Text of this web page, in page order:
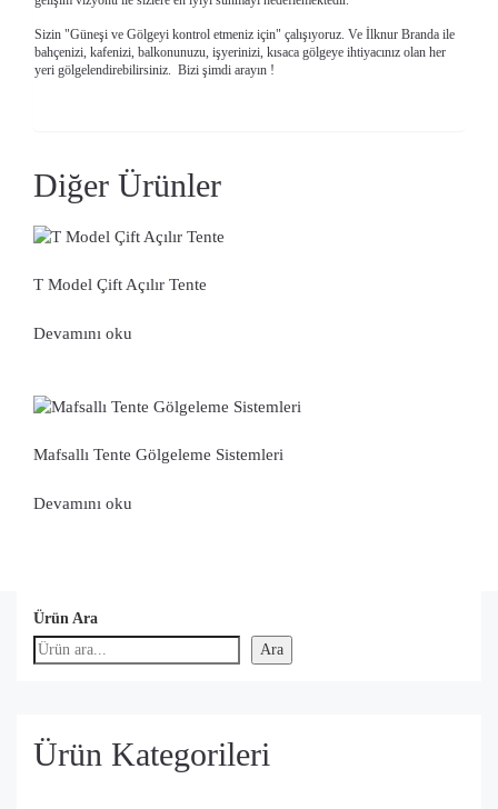
Sizin "Güneşi ve Gölgeyi kontrol etmeniz için" çalışıyoruz. Ve İlknur Branda ile
bahçenizi, kafenizi, balkonunuzu, işyerinizi, kısaca gölgeye ihtiyacınız olan her
yeri gölgelendirebilirsiniz. Bizi şimdi arayın !
Diğer Ürünler
T Model Çift Açılır Tente
Devamını oku
Mafsallı Tente Gölgeleme Sistemleri
Devamını oku
Ürün Ara
Ara
Ürün Kategorileri